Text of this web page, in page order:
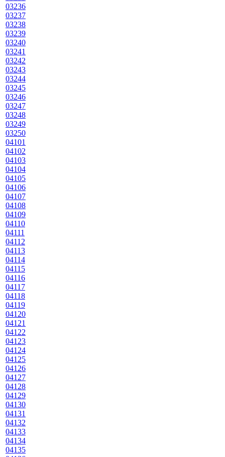
03236
03237
03238
03239
03240
03241
03242
03243
03244
03245
03246
03247
03248
03249
03250
04101
04102
04103
04104
04105
04106
04107
04108
04109
04110
04111
04112
04113
04114
04115
04116
04117
04118
04119
04120
04121
04122
04123
04124
04125
04126
04127
04128
04129
04130
04131
04132
04133
04134
04135